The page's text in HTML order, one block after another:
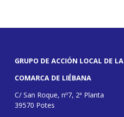
GRUPO DE ACCIÓN LOCAL DE LA
COMARCA DE LIÉBANA
C/ San Roque, nº7, 2ª Planta
39570 Potes